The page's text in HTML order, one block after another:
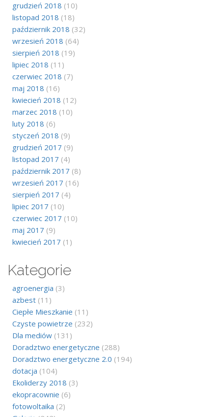
grudzień 2018 (10)
listopad 2018 (18)
październik 2018 (32)
wrzesień 2018 (64)
sierpień 2018 (19)
lipiec 2018 (11)
czerwiec 2018 (7)
maj 2018 (16)
kwiecień 2018 (12)
marzec 2018 (10)
luty 2018 (6)
styczeń 2018 (9)
grudzień 2017 (9)
listopad 2017 (4)
październik 2017 (8)
wrzesień 2017 (16)
sierpień 2017 (4)
lipiec 2017 (10)
czerwiec 2017 (10)
maj 2017 (9)
kwiecień 2017 (1)
Kategorie
agroenergia (3)
azbest (11)
Ciepłe Mieszkanie (11)
Czyste powietrze (232)
Dla mediów (131)
Doradztwo energetyczne (288)
Doradztwo energetyczne 2.0 (194)
dotacja (104)
Ekoliderzy 2018 (3)
ekopracownie (6)
fotowoltaika (2)